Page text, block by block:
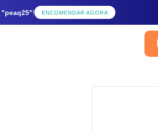
"peaq25"! ENCOMENDAR AGORA